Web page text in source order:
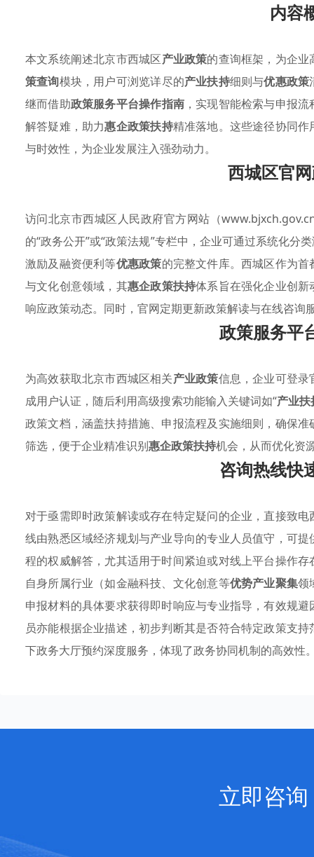
内容
本文系统阐述北京市西城区产业政策的查询框架，为企
策查询模块，用户可浏览详尽的产业扶持细则与优惠政策
继而借助政策服务平台操作指南，实现智能检索与申报
解答疑难，助力惠企政策扶持精准落地。这些途径协同
与时效性，为企业发展注入强劲动力。
西城区官
访问北京市西城区人民政府官方网站（
的“政务公开”或“政策法规”专栏中，企业可通过系统化分
激励及融资便利等优惠政策的完整文件库。西城区作为
与文化创意领域，其惠企政策扶持体系旨在强化企业创
响应政策动态。同时，官网定期更新政策解读与在线咨询
政策服务平
为高效获取北京市西城区相关产业政策信息，企业可登
成用户认证，随后利用高级搜索功能输入关键词如“产业扶
政策文档，涵盖扶持措施、申报流程及实施细则，确保
筛选，便于企业精准识别惠企政策扶持机会，从而优化资
咨询热线快
对于亟需即时政策解读或存在特定疑问的企业，直接致电
线由熟悉区域经济规划与产业导向的专业人员值守，可提
程的权威解答，尤其适用于时间紧迫或对线上平台操作
自身所属行业（如金融科技、文化创意等优势产业聚集领
申报材料的具体要求获得即时响应与专业指导，有效规
员亦能根据企业描述，初步判断其是否符合特定政策支
下政务大厅预约深度服务，体现了政务协同机制的高效性
立即咨